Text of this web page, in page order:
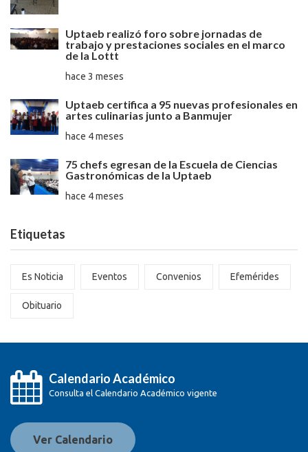
Uptaeb realizó foro sobre jornadas de
trabajo y prestaciones sociales en el marco
de la Lottt
hace 3 meses
Uptaeb certifica a 95 nuevas profesionales en
artes culinarias junto a Banmujer
hace 4 meses
75 chefs egresan de la Escuela de Ciencias
Gastronómicas de la Uptaeb
hace 4 meses
Etiquetas
Es Noticia Eventos Convenios Efemérides
Obituario
Calendario Académico
Consulta el Calendario Académico vigente
Ver Calendario